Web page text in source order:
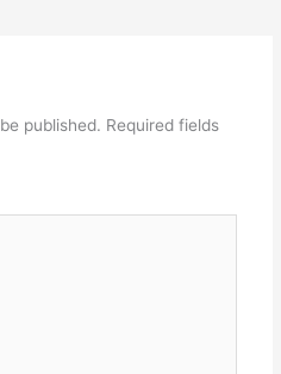
published. Required fields